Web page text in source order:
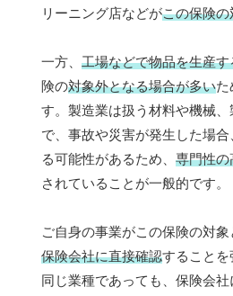
リーニング店などがこの保険の
一方、 工場などで物品を生産す
険の対象外となる場合が多いた
す。製造業は扱う材料や機械
で、事故や災害が発生した場
る可能性があるため、 専門性の
されていることが一般的です。
ご自身の事業がこの保険の対象
保険会社に直接確認することを
同じ業種であっても、保険会社